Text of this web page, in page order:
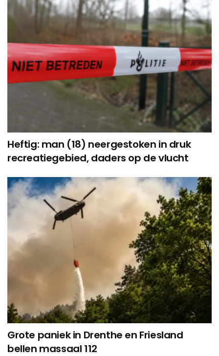
Heftig: man (18) neergestoken in druk
recreatiegebied, daders op de vlucht
Grote paniek in Drenthe en Friesland
bellen massaal 112